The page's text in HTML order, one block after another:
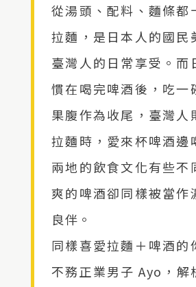
從湯頭、配料、麵條都
拉麵，是日本人的國民
臺灣人的日常享受。而
慣在喝完啤酒後，吃一
果腹作為收尾，臺灣人
拉麵時，愛來杯啤酒邊
兩地的飲食文化有些不
爽的啤酒卻同樣被當作
良伴。
同樣喜愛拉麵＋啤酒的
不務正業男子 Ayo，解